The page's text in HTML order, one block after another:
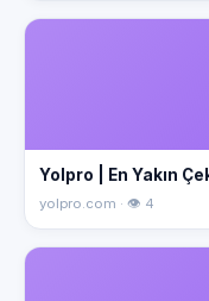
Yolpro | En Yakın
yolpro.com · 👁 4